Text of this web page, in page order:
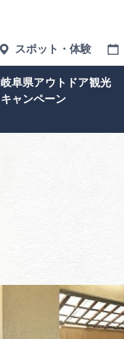
スポット・体験
岐阜県アウトドア観光
キャンペーン
買い物・お土産